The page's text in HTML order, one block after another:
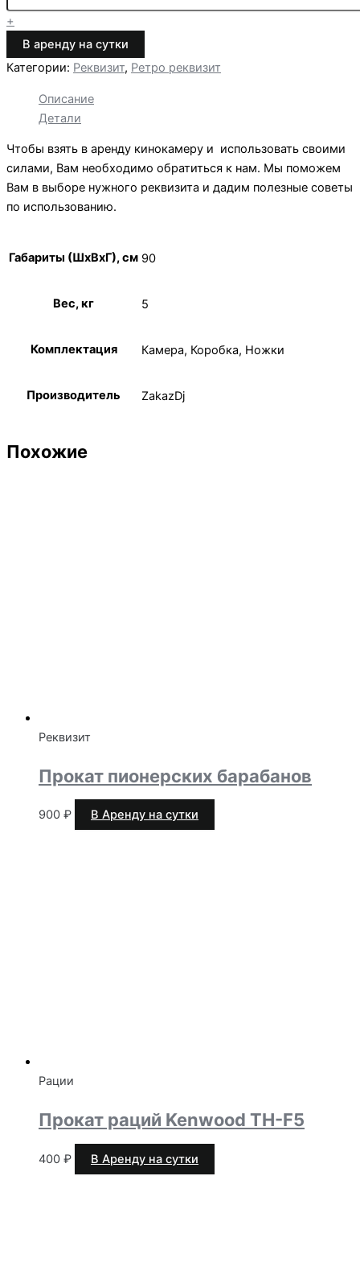
ретро
кинокамеры
+
В аренду на сутки
Категории: Реквизит, Ретро реквизит
Описание
Детали
Чтобы взять в аренду кинокамеру и использовать своими
силами, Вам необходимо обратиться к нам. Мы поможем
Вам в выборе нужного реквизита и дадим полезные советы
по использованию.
Габариты (ШхВхГ), см 90
Вес, кг 5
Комплектация Камера, Коробка, Ножки
Производитель ZakazDj
Похожие
Реквизит
Прокат пионерских барабанов
900 ₽ В Аренду на сутки
Рации
Прокат раций Kenwood TH-F5
400 ₽ В Аренду на сутки